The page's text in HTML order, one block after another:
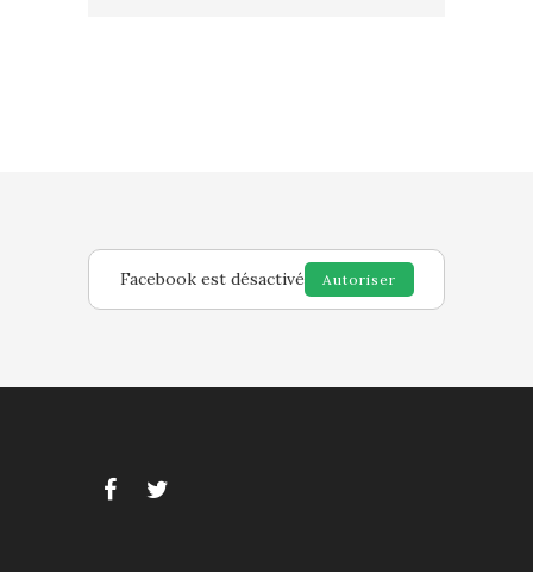
Facebook est désactivé Autoriser